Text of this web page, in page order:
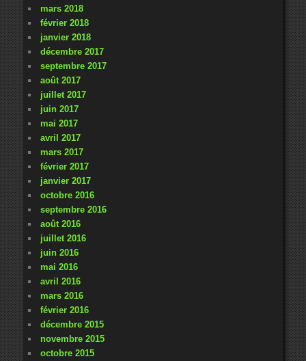
mars 2018
février 2018
janvier 2018
décembre 2017
septembre 2017
août 2017
juillet 2017
juin 2017
mai 2017
avril 2017
mars 2017
février 2017
janvier 2017
octobre 2016
septembre 2016
août 2016
juillet 2016
juin 2016
mai 2016
avril 2016
mars 2016
février 2016
décembre 2015
novembre 2015
octobre 2015